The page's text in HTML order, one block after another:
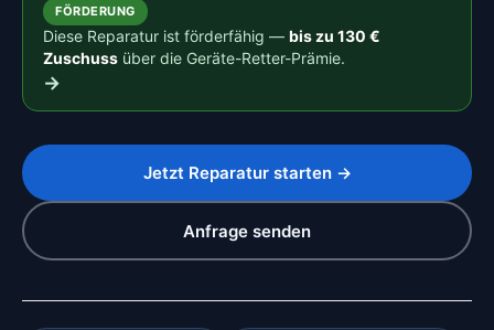
FÖRDERUNG
Diese Reparatur ist förderfähig — bis zu 130 €
Zuschuss über die Geräte-Retter-Prämie.
→
Jetzt Reparatur starten →
Anfrage senden